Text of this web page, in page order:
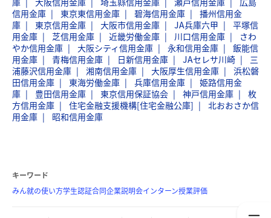
信用金庫
東京東信用金庫 碧海信用金庫
播州信用金
庫
東京信用金庫 大阪市信用金庫 JA兵庫六甲
平塚信
用金庫
芝信用金庫 近畿労働金庫 川口信用金庫
さわ
やか信用金庫
大阪シティ信用金庫 永和信用金庫
飯能信
用金庫
青梅信用金庫 日新信用金庫 JAセレサ川崎
三
浦藤沢信用金庫
湘南信用金庫 大阪厚生信用金庫
浜松磐
田信用金庫
東海労働金庫 兵庫信用金庫
姫路信用金
庫
豊田信用金庫 東京信用保証協会 神戸信用金庫
枚
方信用金庫
住宅金融支援機構[住宅金融公庫]
北おおさか信
用金庫
昭和信用金庫
キーワード
みん就の使い方学生認証合同企業説明会インターン授業評価